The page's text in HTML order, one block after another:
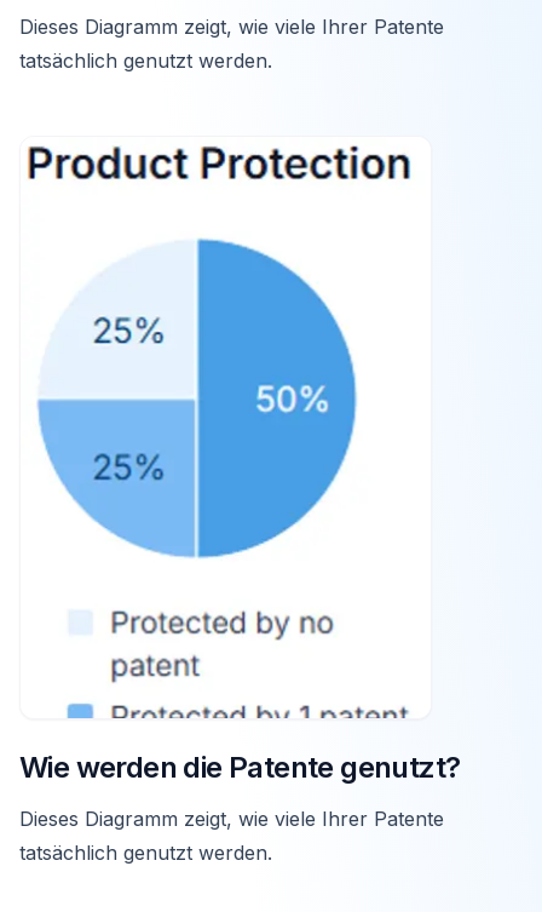
Dieses Diagramm zeigt, wie viele Ihrer Patente
tatsächlich genutzt werden.
Wie werden die Patente genutzt?
Dieses Diagramm zeigt, wie viele Ihrer Patente
tatsächlich genutzt werden.